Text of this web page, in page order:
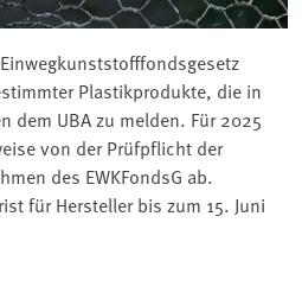
Plastikprodukte, die in
dem UBA zu melden. Für 2025
von der Prüfpflicht der
des EWKFondsG ab.
für Hersteller bis zum 15. Juni